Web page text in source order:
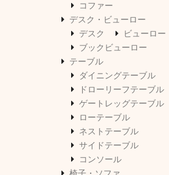
コファー
デスク・ビューロー
デスク
ビューロー
ブックビューロー
テーブル
ダイニングテーブル
ドローリーフテーブル
ゲートレッグテーブル
ローテーブル
ネストテーブル
サイドテーブル
コンソール